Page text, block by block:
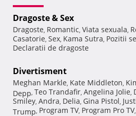
Dragoste & Sex
Dragoste, Romantic, Viata sexuala,
Casatorie, Sex, Kama Sutra, Pozitii
Declaratii de dragoste
Divertisment
Meghan Markle, Kate Middleton,
Depp, Teo Trandafir, Angelina Jolie,
Smiley, Andra, Delia, Gina Pistol,
Trump, Program TV, Program Pro TV,